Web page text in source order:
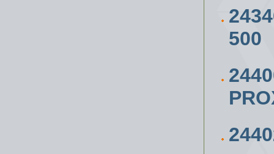
500